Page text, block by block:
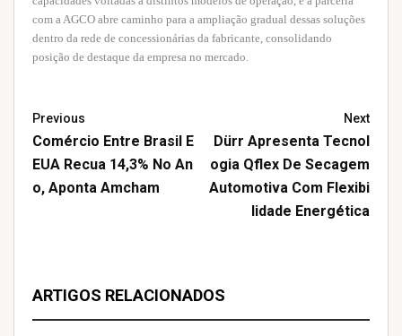
com a AGCO abre caminho para a ampliação gradual dessas soluções
dentro da rede de concessionárias da fabricante, consolidando
posição de destaque da empresa no mercado.
Previous
Comércio Entre Brasil E
EUA Recua 14,3% No An
O, Aponta Amcham
Next
Dürr Apresenta Tecnol
Ogia Qflex De Secagem
Automotiva Com Flexibi
Lidade Energética
ARTIGOS RELACIONADOS